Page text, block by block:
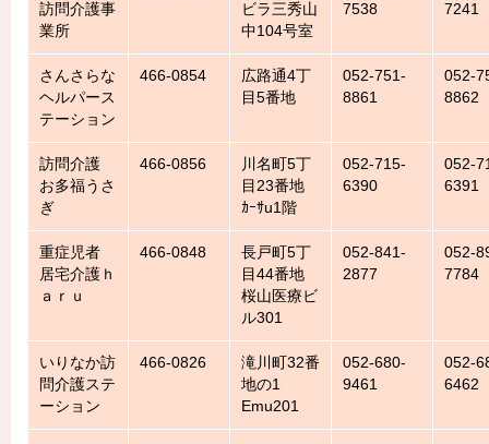
訪問介護事
業所
ビラ三秀山
中104号室
7538
7241
さんさらな
ヘルパース
テーション
466-0854
広路通4丁
目5番地
052-751-
8861
052-
8862
訪問介護
お多福うさ
ぎ
466-0856
川名町5丁
目23番地
ｶｰｻu1階
052-715-
6390
052-
6391
重症児者
居宅介護ｈ
ａｒｕ
466-0848
長戸町5丁
目44番地
桜山医療ビ
ル301
052-841-
2877
052-
7784
いりなか訪
問介護ステ
ーション
466-0826
滝川町32番
地の1
Emu201
052-680-
9461
052-
6462